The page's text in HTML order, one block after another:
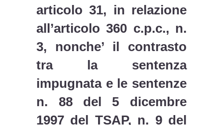
articolo 31, in relazione
all’articolo 360 c.p.c., n.
3, nonche’ il contrasto
tra la sentenza
impugnata e le sentenze
n. 88 del 5 dicembre
1997 del TSAP, n. 9 del